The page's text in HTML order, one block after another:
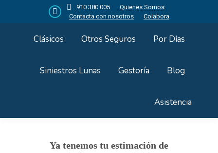
Facebook
opens
new
910 380 005
Quienes Somos
Contacta con nosotros
Colabora
Clásicos Otros Seguros Por Días
Siniestros Lunas Gestoría Blog
Asistencia